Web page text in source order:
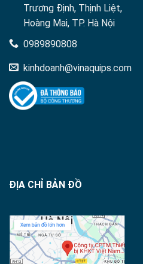
Trương Định, Thịnh Liệt,
Hoàng Mai, TP. Hà Nội
0989890808
kinhdoanh@vinaquips.com
ĐỊA CHỈ BẢN ĐỒ